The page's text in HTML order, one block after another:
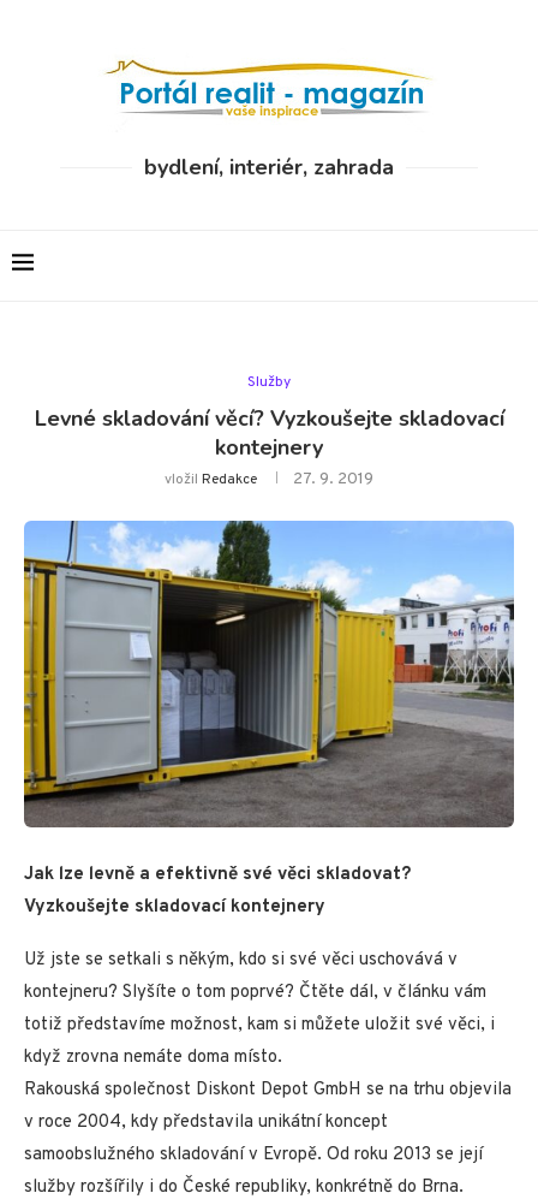
bydlení, interiér, zahrada
Služby
Levné skladování věcí? Vyzkoušejte skladovací
kontejnery
vložil Redakce 27. 9. 2019
Jak lze levně a efektivně své věci skladovat?
Vyzkoušejte skladovací kontejnery
Už jste se setkali s někým, kdo si své věci uschovává v
kontejneru? Slyšíte o tom poprvé? Čtěte dál, v článku vám
totiž představíme možnost, kam si můžete uložit své věci, i
když zrovna nemáte doma místo.
Rakouská společnost Diskont Depot GmbH se na trhu objevila
v roce 2004, kdy představila unikátní koncept
samoobslužného skladování v Evropě. Od roku 2013 se její
služby rozšířily i do České republiky, konkrétně do Brna.